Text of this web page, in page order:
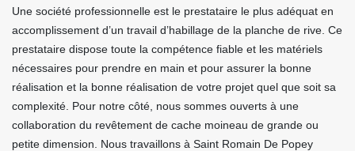
Une société professionnelle est le prestataire le plus adéquat en
accomplissement d’un travail d’habillage de la planche de rive. Ce
prestataire dispose toute la compétence fiable et les matériels
nécessaires pour prendre en main et pour assurer la bonne
réalisation et la bonne réalisation de votre projet quel que soit sa
complexité. Pour notre côté, nous sommes ouverts à une
collaboration du revêtement de cache moineau de grande ou
petite dimension. Nous travaillons à Saint Romain De Popey